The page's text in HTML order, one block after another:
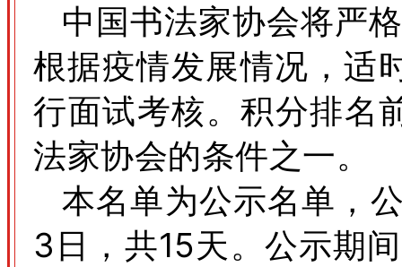
中国书法家协会将严
根据疫情发展情况，适
行面试考核。积分排名
法家协会的条件之一。
本名单为公示名单，
3日，共15天。公示期